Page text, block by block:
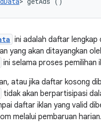
ini adalah daftar lengkap
yang akan ditayangkan
ini selama proses pemilihan
atau jika daftar kosong
tidak akan berpartisipasi
daftar iklan yang valid
melalui pembaruan harian.